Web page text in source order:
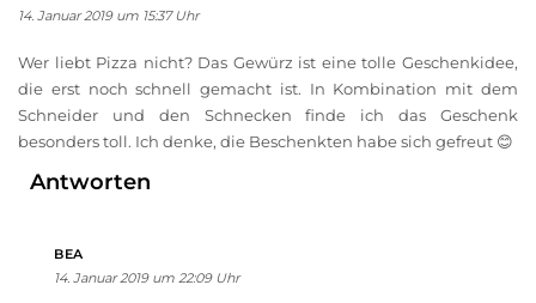
14. Januar 2019 um 15:37 Uhr
Wer liebt Pizza nicht? Das Gewürz ist eine tolle Geschenkidee,
die erst noch schnell gemacht ist. In Kombination mit dem
Schneider und den Schnecken finde ich das Geschenk
besonders toll. Ich denke, die Beschenkten habe sich gefreut 😊
Antworten
BEA
14. Januar 2019 um 22:09 Uhr